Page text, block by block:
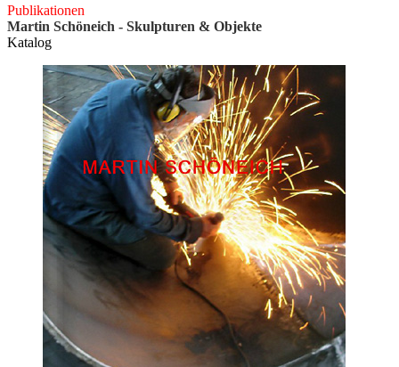
Publikationen
Martin Schöneich - Skulpturen & Objekte
Katalog